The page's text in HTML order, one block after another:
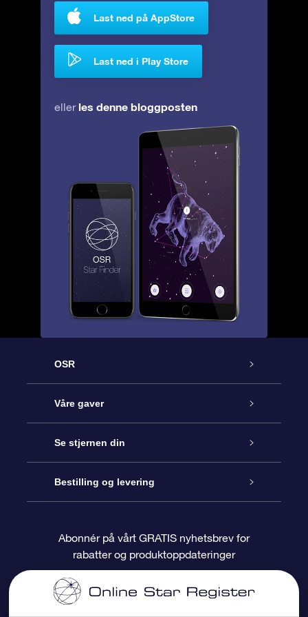
Last ned på AppStore
Last ned i Play Store
eller les denne bloggposten
OSR
Kundeservice
Kontakt oss
Bloggen
Anmeldelser
Våre gaver
Online Stjernegave
OSR Gavepakke
OSR-gavekortet
Bedriftsgaver
Se stjernen din
Star Register
Pesontilpasset stjerneside
One Million Stars
Bestilling og levering
Betalingsinformasjon
Fraktinformasjon
Abonnér på vårt GRATIS nyhetsbrev for
rabatter og produktoppdateringer